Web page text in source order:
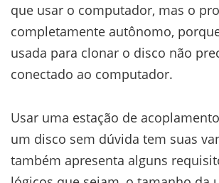
que usar o computador, mas o
completamente autônomo,
usada para clonar o disco não
conectado ao computador.
Usar uma estação de
um disco sem dúvida tem suas
também apresenta alguns